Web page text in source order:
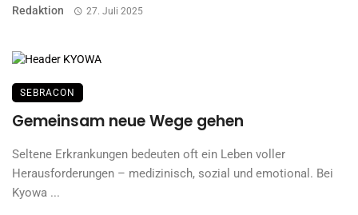
Redaktion 27. Juli 2025
SEBRACON
Gemeinsam neue Wege gehen
Seltene Erkrankungen bedeuten oft ein Leben voller
Herausforderungen – medizinisch, sozial und emotional. Bei
Kyowa ...